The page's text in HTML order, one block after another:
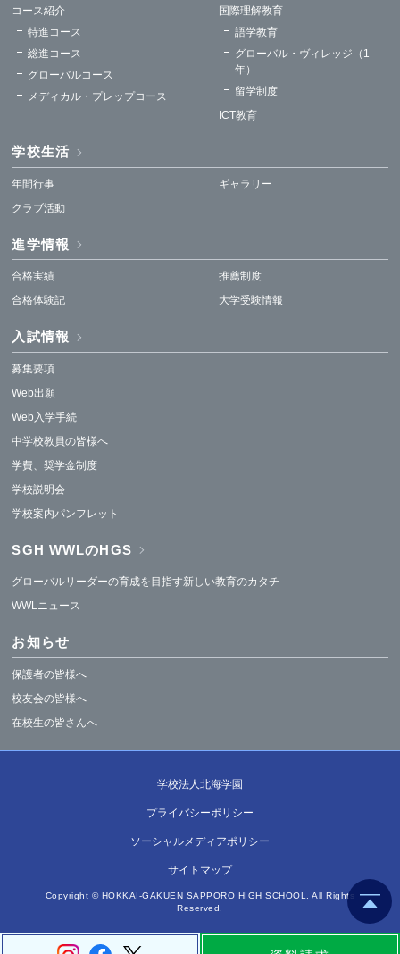
コース紹介
特進コース
総進コース
グローバルコース
メディカル・プレップコース
国際理解教育
語学教育
グローバル・ヴィレッジ（1
年）
留学制度
ICT教育
学校生活
年間行事
クラブ活動
ギャラリー
進学情報
合格実績
合格体験記
推薦制度
大学受験情報
入試情報
募集要項
Web出願
Web入学手続
中学校教員の皆様へ
学費、奨学金制度
学校説明会
学校案内パンフレット
SGH WWLのHGS
グローバルリーダーの育成を目指す新しい教育のカタチ
WWLニュース
お知らせ
保護者の皆様へ
校友会の皆様へ
在校生の皆さんへ
学校法人北海学園
プライバシーポリシー
ソーシャルメディアポリシー
サイトマップ
Copyright © HOKKAI-GAKUEN SAPPORO HIGH SCHOOL. All Rights
Reserved.